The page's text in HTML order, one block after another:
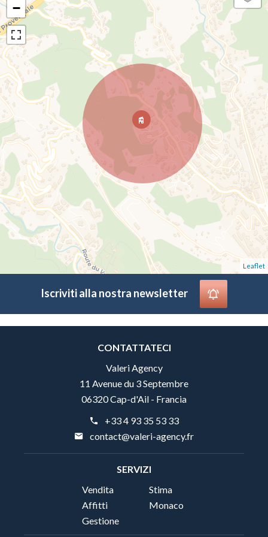
−
Leaflet
Iscriviti alla nostra newsletter
CONTATTATECI
Valeri Agency
11 Avenue du 3 Septembre
06320 Cap-d'Ail - Francia
+33 4 93 35 53 33
contact@valeri-agency.fr
SERVIZI
Vendita
Affitti
Gestione
Stima
Monaco